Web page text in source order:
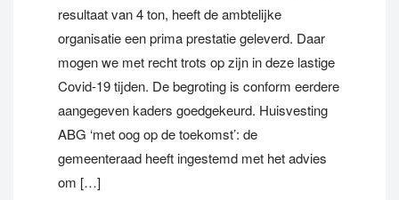
resultaat van 4 ton, heeft de ambtelijke
organisatie een prima prestatie geleverd. Daar
mogen we met recht trots op zijn in deze lastige
Covid-19 tijden. De begroting is conform eerdere
aangegeven kaders goedgekeurd. Huisvesting
ABG ‘met oog op de toekomst’: de
gemeenteraad heeft ingestemd met het advies
om […]